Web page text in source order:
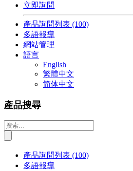
立即詢問
產品詢問列表 (100)
多語報導
網站管理
語言
English
繁體中文
简体中文
產品搜尋
產品詢問列表 (100)
多語報導